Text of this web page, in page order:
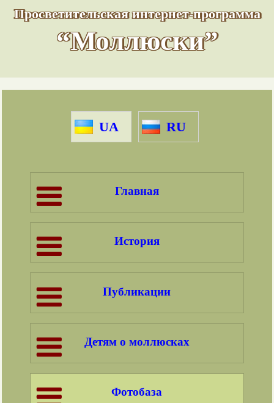
Просветительская интернет-программа
“Моллюски”
UA RU
Главная
История
Публикации
Детям о моллюсках
Фотобаза